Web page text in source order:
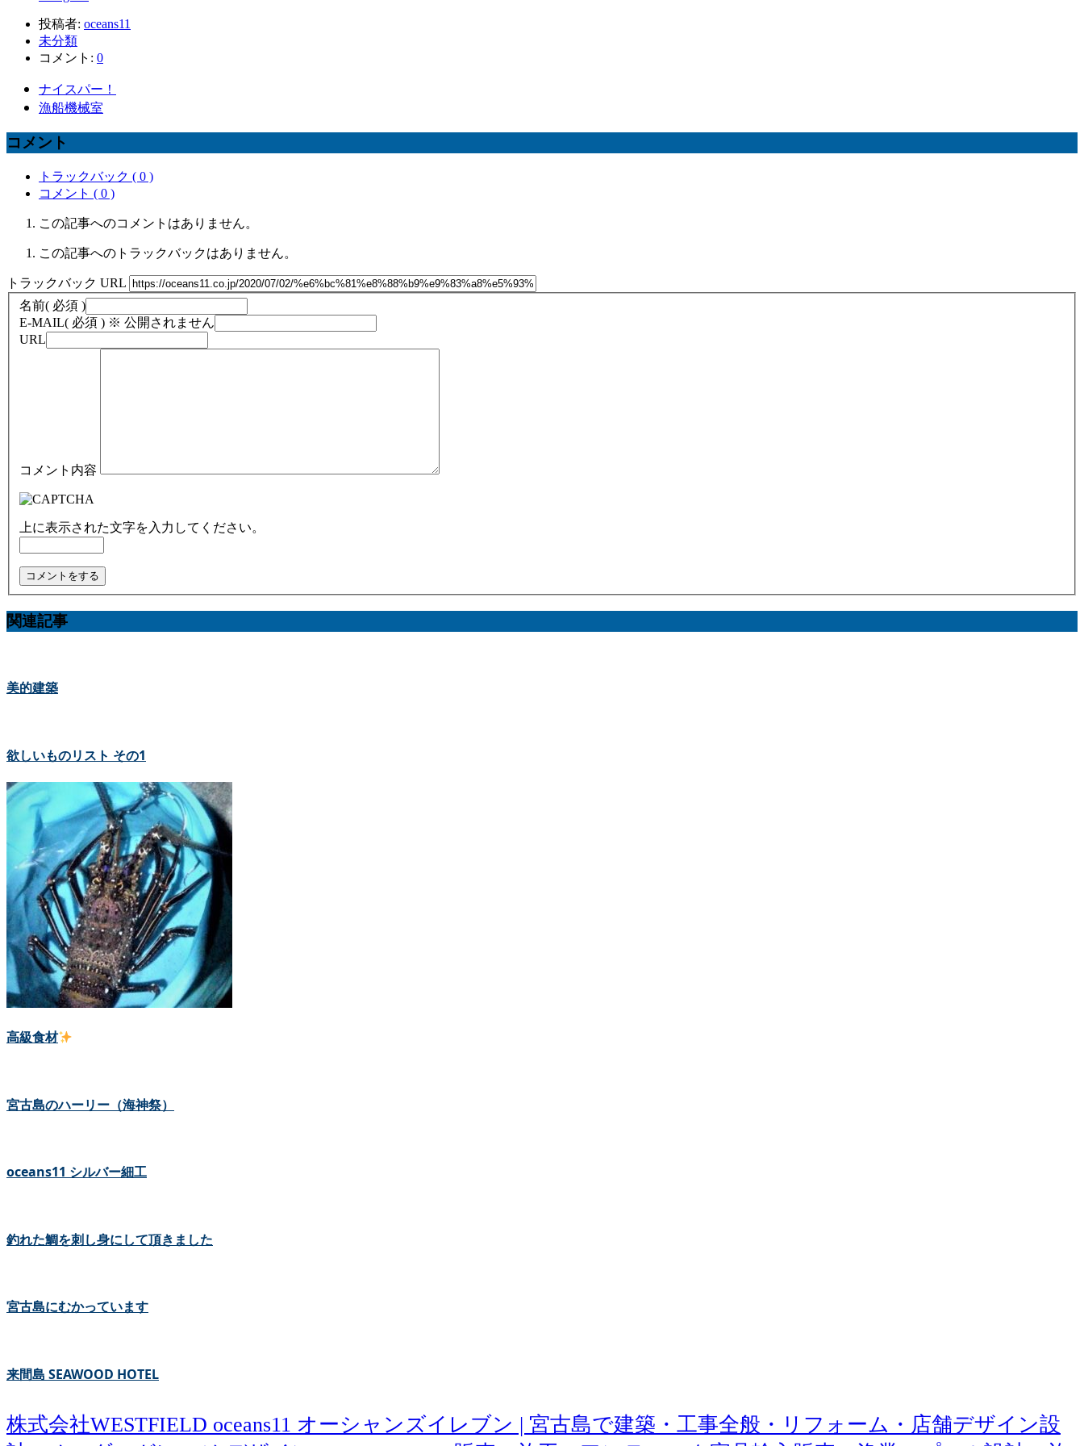
投稿者: oceans11
未分類
コメント: 0
ナイスパー！
漁船機械室
コメント
トラックバック ( 0 )
コメント ( 0 )
この記事へのコメントはありません。
この記事へのトラックバックはありません。
トラックバック URL
名前( 必須 )
E-MAIL( 必須 ) ※ 公開されません
URL
コメント内容
上に表示された文字を入力してください。
関連記事
美的建築
欲しいものリスト その1
高級食材
宮古島のハーリー（海神祭）
oceans11 シルバー細工
釣れた鯛を刺し身にして頂きました
宮古島にむかっています
来間島 SEAWOOD HOTEL
株式会社WESTFIELD oceans11 オーシャンズイレブン | 宮古島で建築・工事全般・リフォーム・店舗デザイン設